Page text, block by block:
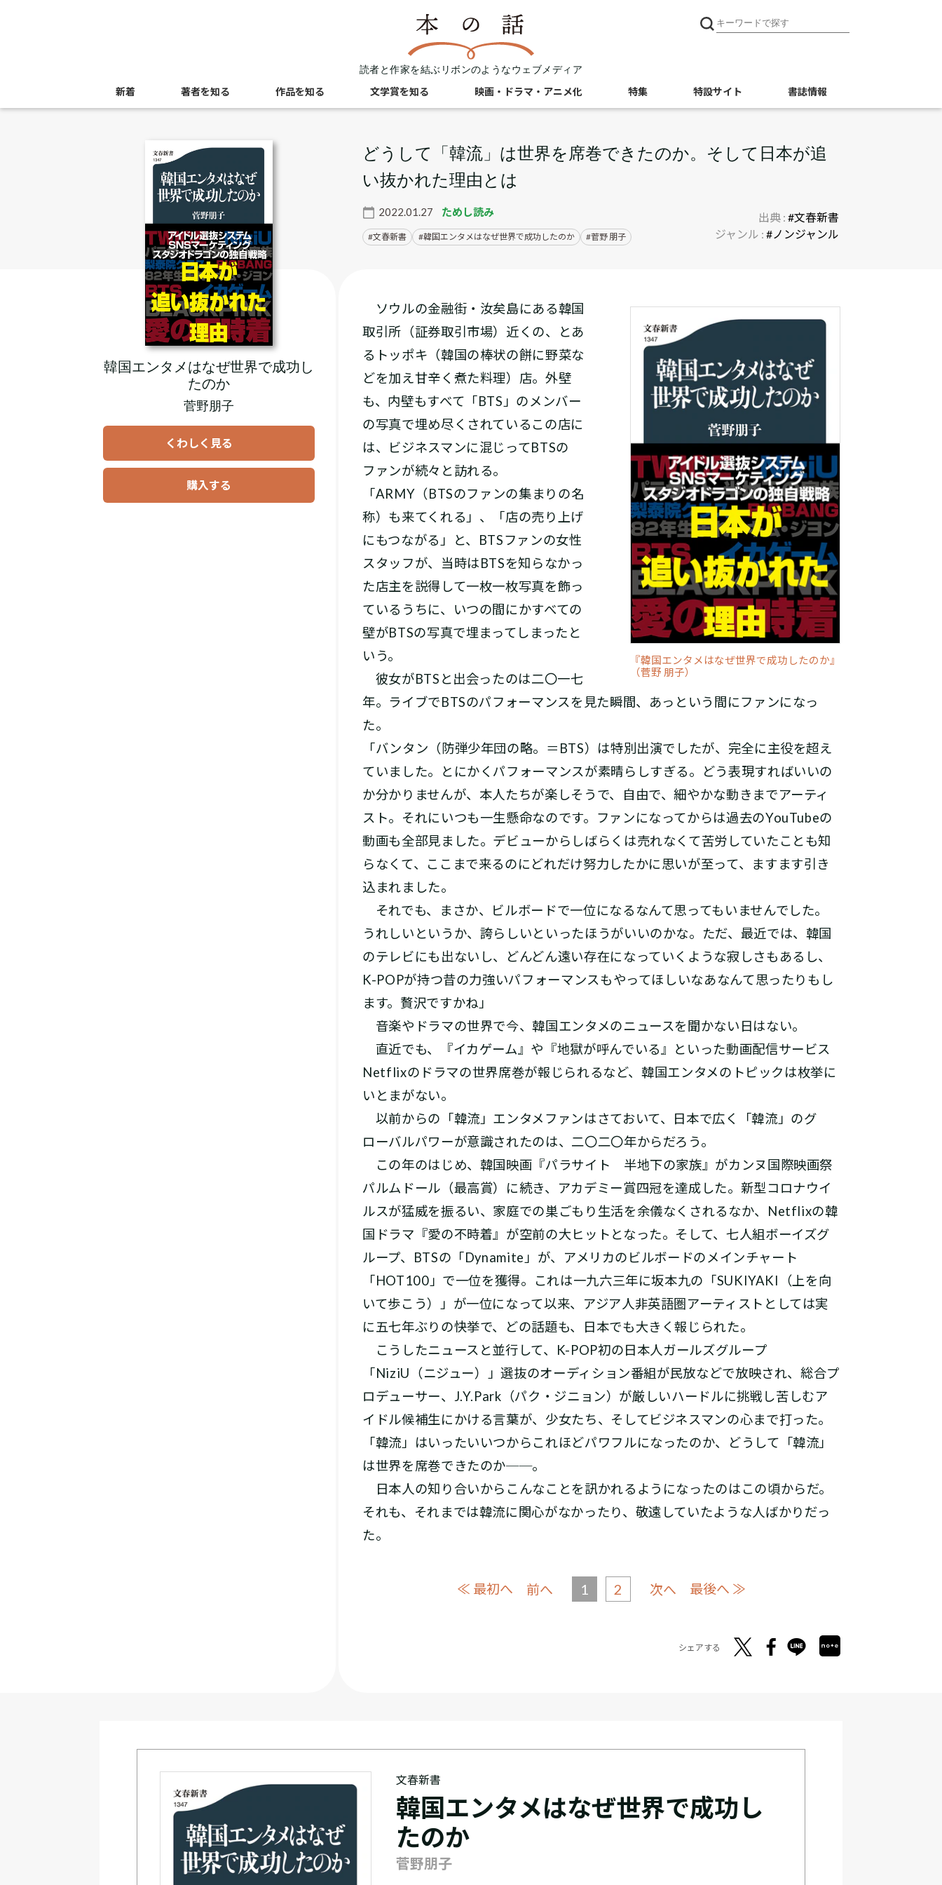
読者と作家を結ぶリボンのようなウェブメディア
新着 著者を知る 作品を知る 文学賞を知る 映画・ドラマ・アニメ化 特集 特設サイト 書誌情報
どうして「韓流」は世界を席巻できたのか。そして日本が追
い抜かれた理由とは
2022.01.27 ためし読み
文春新書 韓国エンタメはなぜ世界で成功したのか 菅野 朋子
出典 : #文春新書
ジャンル : #ノンジャンル
韓国エンタメはなぜ世界で成功し
たのか
菅野朋子
くわしく見る
購入する
『韓国エンタメはなぜ世界で成功したのか』
（菅野 朋子）
ソウルの金融街・汝矣島にある韓国
取引所（証券取引市場）近くの、とあ
るトッポキ（韓国の棒状の餅に野菜な
どを加え甘辛く煮た料理）店。外壁
も、内壁もすべて「BTS」のメンバー
の写真で埋め尽くされているこの店に
は、ビジネスマンに混じってBTSの
ファンが続々と訪れる。
「ARMY（BTSのファンの集まりの名
称）も来てくれる」、「店の売り上げ
にもつながる」と、BTSファンの女性
スタッフが、当時はBTSを知らなかっ
た店主を説得して一枚一枚写真を飾っ
ているうちに、いつの間にかすべての
壁がBTSの写真で埋まってしまったと
いう。
彼女がBTSと出会ったのは二〇一七
年。ライブでBTSのパフォーマンスを見た瞬間、あっという間にファンになっ
た。
「バンタン（防弾少年団の略。＝BTS）は特別出演でしたが、完全に主役を超え
ていました。とにかくパフォーマンスが素晴らしすぎる。どう表現すればいいの
か分かりませんが、本人たちが楽しそうで、自由で、細やかな動きまでアーティ
スト。それにいつも一生懸命なのです。ファンになってからは過去のYouTubeの
動画も全部見ました。デビューからしばらくは売れなくて苦労していたことも知
らなくて、ここまで来るのにどれだけ努力したかに思いが至って、ますます引き
込まれました。
それでも、まさか、ビルボードで一位になるなんて思ってもいませんでした。
うれしいというか、誇らしいといったほうがいいのかな。ただ、最近では、韓国
のテレビにも出ないし、どんどん遠い存在になっていくような寂しさもあるし、
K-POPが持つ昔の力強いパフォーマンスもやってほしいなあなんて思ったりもし
ます。贅沢ですかね」
音楽やドラマの世界で今、韓国エンタメのニュースを聞かない日はない。
直近でも、『イカゲーム』や『地獄が呼んでいる』といった動画配信サービス
Netflixのドラマの世界席巻が報じられるなど、韓国エンタメのトピックは枚挙に
いとまがない。
以前からの「韓流」エンタメファンはさておいて、日本で広く「韓流」のグ
ローバルパワーが意識されたのは、二〇二〇年からだろう。
この年のはじめ、韓国映画『パラサイト 半地下の家族』がカンヌ国際映画祭
パルムドール（最高賞）に続き、アカデミー賞四冠を達成した。新型コロナウイ
ルスが猛威を振るい、家庭での巣ごもり生活を余儀なくされるなか、Netflixの韓
国ドラマ『愛の不時着』が空前の大ヒットとなった。そして、七人組ボーイズグ
ループ、BTSの「Dynamite」が、アメリカのビルボードのメインチャート
「HOT1‌0‌0」で一位を獲得。これは一九六三年に坂本九の「SUKIYAKI（上を向
いて歩こう）」が一位になって以来、アジア人非英語圏アーティストとしては実
に五七年ぶりの快挙で、どの話題も、日本でも大きく報じられた。
こうしたニュースと並行して、K-POP初の日本人ガールズグループ
「NiziU（ニジュー）」選抜のオーディション番組が民放などで放映され、総合プ
ロデューサー、J.Y.Park（パク・ジニョン）が厳しいハードルに挑戦し苦しむア
イドル候補生にかける言葉が、少女たち、そしてビジネスマンの心まで打った。
「韓流」はいったいいつからこれほどパワフルになったのか、どうして「韓流」
は世界を席巻できたのか──。
日本人の知り合いからこんなことを訊かれるようになったのはこの頃からだ。
それも、それまでは韓流に関心がなかったり、敬遠していたような人ばかりだっ
た。
≪ 最初へ 前へ 1 2 次へ 最後へ ≫
シェアする
文春新書
韓国エンタメはなぜ世界で成功し
たのか
菅野朋子